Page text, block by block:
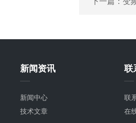
新闻资讯
新闻中心
技术文章
联
联
在